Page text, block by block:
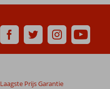
Laagste Prijs Garantie